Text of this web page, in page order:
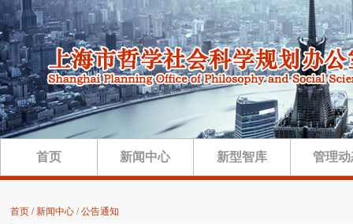
首页 新闻中心 新型智库 管理
首页 / 新闻中心 / 公告通知